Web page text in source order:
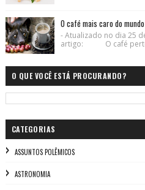
O café mais caro do
- Atualizado no dia 25
artigo: O café
O QUE VOCÊ ESTÁ PROCURANDO?
CATEGORIAS
ASSUNTOS POLÊMICOS
ASTRONOMIA